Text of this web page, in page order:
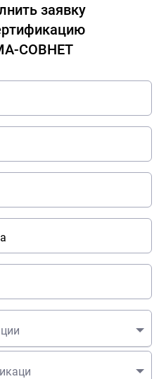
заявку
СОВНЕТ